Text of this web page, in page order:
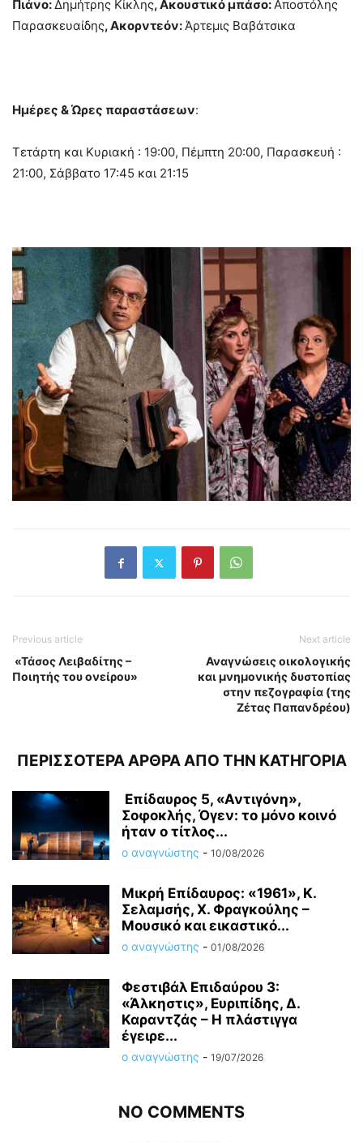
Πιάνο: Δημήτρης Κίκλης, Ακουστικό μπάσο: Αποστόλης
Παρασκευαίδης, Ακορντεόν: Άρτεμις Βαβάτσικα
Ημέρες & Ώρες παραστάσεων:
Τετάρτη και Κυριακή : 19:00, Πέμπτη 20:00, Παρασκευή :
21:00, Σάββατο 17:45 και 21:15
Previous article
«Τάσος Λειβαδίτης –
Ποιητής του ονείρου»
Next article
Αναγνώσεις οικολογικής
και μνημονικής δυστοπίας
στην πεζογραφία (της
Ζέτας Παπανδρέου)
ΠΕΡΙΣΣΟΤΕΡΑ ΑΡΘΡΑ ΑΠΟ ΤΗΝ ΚΑΤΗΓΟΡΙΑ
Επίδαυρος 5, «Αντιγόνη»,
Σοφοκλής, Όγεν: το μόνο κοινό
ήταν ο τίτλος...
ο αναγνώστης - 10/08/2026
Μικρή Επίδαυρος: «1961», Κ.
Σελαμσής, Χ. Φραγκούλης –
Μουσικό και εικαστικό...
ο αναγνώστης - 01/08/2026
Φεστιβάλ Επιδαύρου 3:
«Άλκηστις», Ευριπίδης, Δ.
Καραντζάς – Η πλάστιγγα
έγειρε...
ο αναγνώστης - 19/07/2026
NO COMMENTS